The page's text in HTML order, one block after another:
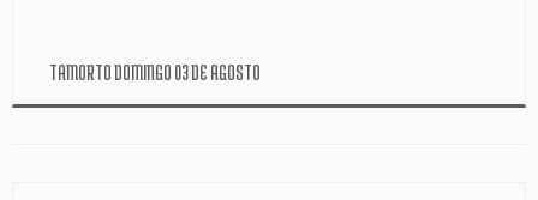
TAMORTO DOMINGO 03 DE AGOSTO